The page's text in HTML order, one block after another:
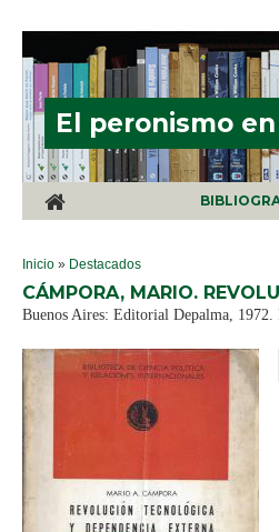
El peronismo
SE ENCUENTRA USTED AQUÍ
Inicio » Destacados
CÁMPORA, MARIO.
Buenos Aires: Editorial Depalma,